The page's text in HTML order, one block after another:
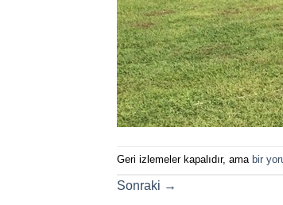
Geri izlemeler kapalıdır, ama bir
Sonraki →